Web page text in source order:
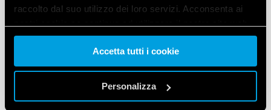
raccolto dal suo utilizzo dei loro servizi. Acconsenta ai
Vai alla Cookie Policy complet a
Accetta tutti i cookie
Personalizza